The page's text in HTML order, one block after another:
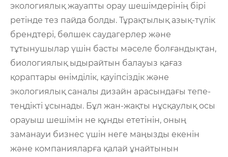
экологиялық жауапты орау шешімдерінің бірі
ретінде тез пайда болды. Тұрақтылық азық-түлік
брендтері, бөлшек саудагерлер және
тұтынушылар үшін басты мәселе болғандықтан,
биологиялық ыдырайтын балауыз қағаз
қораптары өнімділік, қауіпсіздік және
экологиялық саналы дизайн арасындағы тепе-
теңдікті ұсынады. Бұл жан-жақты нұсқаулық осы
орауыш шешімін не құнды ететінін, оның
заманауи бизнес үшін неге маңызды екенін
және компанияларға қалай ұнайтынын